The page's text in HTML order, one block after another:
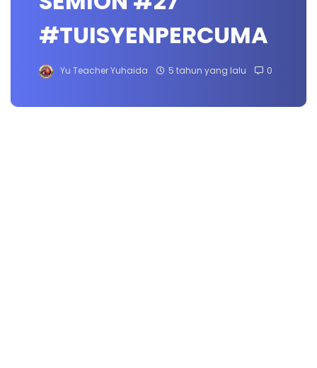
#TUISYENPERCUMA
Yu Teacher Yuhaida 5 tahun yang lalu 0